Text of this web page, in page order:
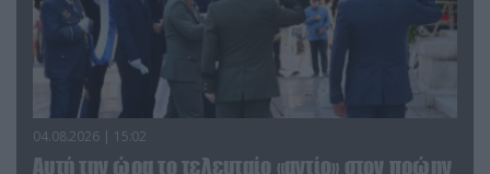
04.08.2026 | 15:02
Αυτή την ώρα το τελευταίο «αντίο» στον πρώην